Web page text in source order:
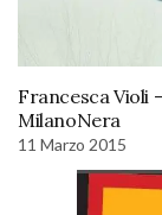
Francesca Violi
MilanoNera
11 Marzo 2015